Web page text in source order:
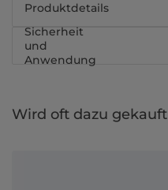
Produktdetails
Sicherheit
und
Anwendung
Wird oft dazu gekauft